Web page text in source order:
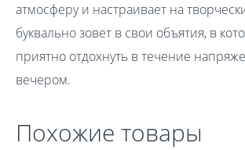
атмосферу и настраивает на
буквально зовет в свои объятия, в
приятно отдохнуть в течение
вечером.
Похожие товары